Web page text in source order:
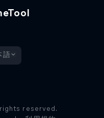
語
reserved.